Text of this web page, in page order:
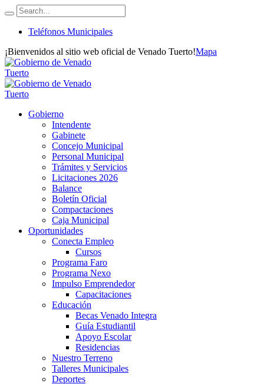
Teléfonos Municipales
¡Bienvenidos al sitio web oficial de Venado Tuerto!Mapa
Gobierno
Intendente
Gabinete
Concejo Municipal
Personal Municipal
Trámites y Servicios
Licitaciones 2026
Balance
Boletín Oficial
Compactaciones
Caja Municipal
Oportunidades
Conecta Empleo
Cursos
Programa Faro
Programa Nexo
Impulso Emprendedor
Capacitaciones
Educación
Becas Venado Integra
Guía Estudiantil
Apoyo Escolar
Residencias
Nuestro Terreno
Talleres Municipales
Deportes